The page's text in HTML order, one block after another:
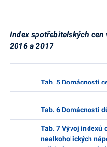
Index spotřebitelských
2016 a 2017
Tab. 5 Domácnosti
Tab. 6 Domácnosti
Tab. 7 Vývoj indexů
nealkoholických